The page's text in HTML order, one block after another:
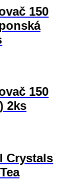
150
150
2ks
Crystals